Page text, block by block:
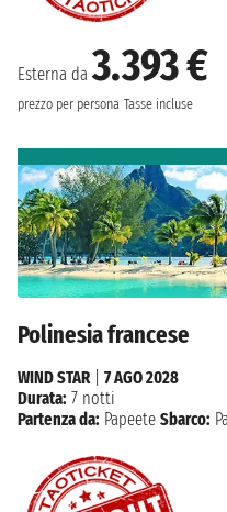
Esterna da3.393 €
prezzo per persona Tasse incluse
Polinesia francese
WIND STAR| 7 AGO 2028
Durata: 7 notti
Partenza da: Papeete Sbarco: